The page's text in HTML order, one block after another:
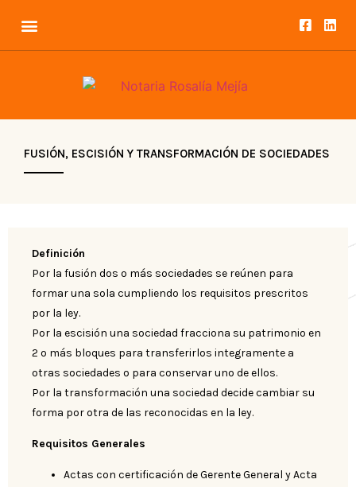
FUSIÓN, ESCISIÓN Y TRANSFORMACIÓN DE SOCIEDADES
Definición
Por la fusión dos o más sociedades se reúnen para
formar una sola cumpliendo los requisitos prescritos
por la ley.
Por la escisión una sociedad fracciona su patrimonio en
2 o más bloques para transferirlos integramente a
otras sociedades o para conservar uno de ellos.
Por la transformación una sociedad decide cambiar su
forma por otra de las reconocidas en la ley.
Requisitos Generales
Actas con certificación de Gerente General y Acta